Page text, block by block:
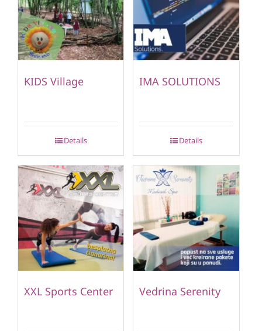
KIDS Village
Details
IMA SOLUTIONS
Details
XXL Sports Center Vedrina Serenity